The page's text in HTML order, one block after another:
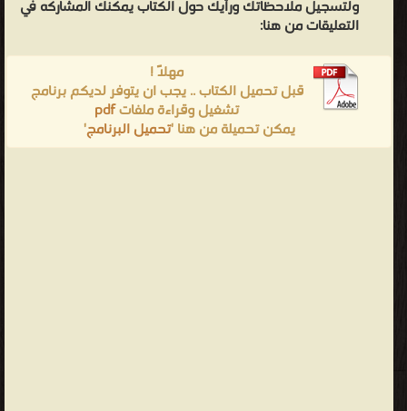
ولتسجيل ملاحظاتك ورأيك حول الكتاب يمكنك المشاركه في
التعليقات من هنا:
مهلاً !
قبل تحميل الكتاب .. يجب ان يتوفر لديكم برنامج
تشغيل وقراءة ملفاتpdf
يمكن تحميلة من هنا 'تحميل البرنامج'